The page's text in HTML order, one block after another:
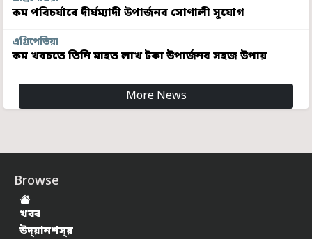
কম পৰিচৰ্যাৰে দীৰ্ঘম্যাদী উপাৰ্জনৰ সোণালী সুযোগ
এগ্ৰিপেডিয়া
কম খৰচতে তিনি মাহত লাখ টকা উপাৰ্জনৰ সহজ উপায়
More News
Browse
খবৰ
উদ্য়ানশস্য়